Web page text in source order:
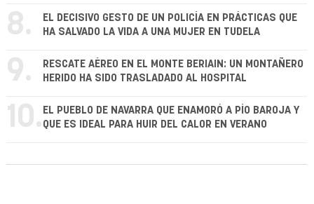
8.
EL DECISIVO GESTO DE UN POLICÍA EN PRÁCTICAS QUE
HA SALVADO LA VIDA A UNA MUJER EN TUDELA
9.
RESCATE AÉREO EN EL MONTE BERIAIN: UN MONTAÑERO
HERIDO HA SIDO TRASLADADO AL HOSPITAL
10. EL PUEBLO DE NAVARRA QUE ENAMORÓ A PÍO BAROJA Y
QUE ES IDEAL PARA HUIR DEL CALOR EN VERANO